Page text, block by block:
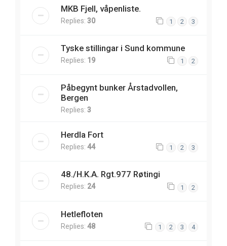
MKB Fjell, våpenliste.
Replies: 30 1 2 3
Tyske stillingar i Sund kommune
Replies: 19 1 2
Påbegynt bunker Årstadvollen,
Bergen
Replies: 3
Herdla Fort
Replies: 44 1 2 3
48./H.K.A. Rgt.977 Røtingi
Replies: 24 1 2
Hetlefloten
Replies: 48 1 2 3 4